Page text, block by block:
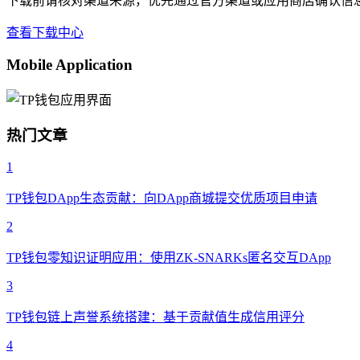
查看下载中心
Mobile Application
热门文章
1
TP钱包DApp生态贡献：向DApp商城提交优质项目申请
2
TP钱包零知识证明应用：使用ZK-SNARKs匿名交互DApp
3
TP钱包链上声誉系统搭建：基于贡献值生成信用评分
4